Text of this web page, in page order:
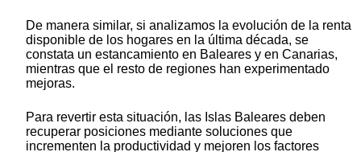
De manera similar, si analizamos la evolución de la renta
disponible de los hogares en la última década, se
constata un estancamiento en Baleares y en Canarias,
mientras que el resto de regiones han experimentado
mejoras.
Para revertir esta situación, las Islas Baleares deben
recuperar posiciones mediante soluciones que
incrementen la productividad y mejoren los factores